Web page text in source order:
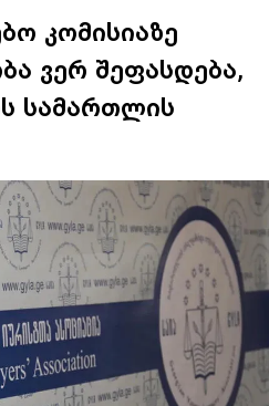
კომისიაზე
ვერ შეფასდება,
სამართლის